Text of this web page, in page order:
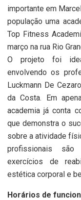
importante em
população uma
Top Fitness
março na rua Rio
O projeto foi
envolvendo os
Luckmann De
da Costa. Em
academia já conta
que demonstra o
sobre a atividade
profissionais
exercícios de
estética corporal e
Horários de